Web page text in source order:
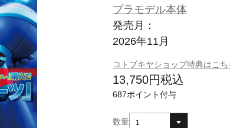
プラモデル本体
発売月：
2026年11月
コトブキヤショップ特典はこち
13,750円税込
687ポイント付与
数量 1